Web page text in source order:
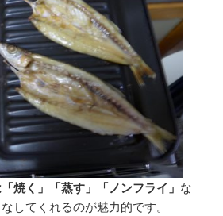
焼く」「蒸す」「ノンフライ」 な
してくれるのが魅力的です。